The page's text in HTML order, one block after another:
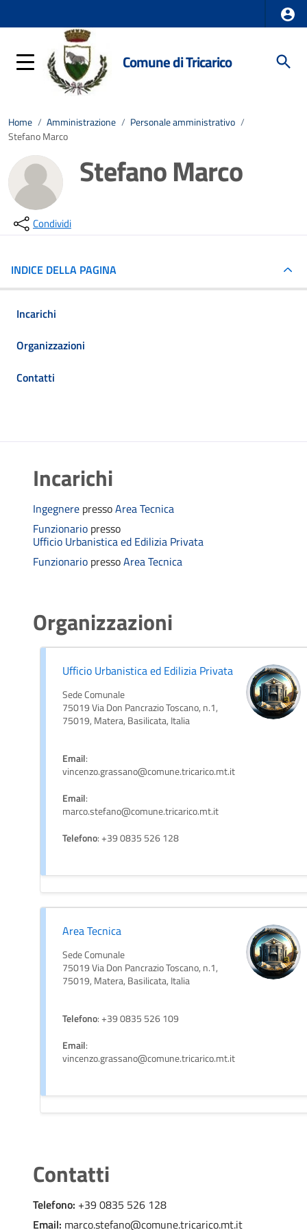
Comune di Tricarico
Home / Amministrazione / Personale amministrativo /
Stefano Marco
Stefano Marco
Condividi
INDICE DELLA PAGINA
Incarichi
Organizzazioni
Contatti
Incarichi
Ingegnere pressoArea Tecnica
Funzionario presso
Ufficio Urbanistica ed Edilizia Privata
Funzionario pressoArea Tecnica
Organizzazioni
Ufficio Urbanistica ed Edilizia Privata
Sede Comunale
75019 Via Don Pancrazio Toscano, n.1,
75019, Matera, Basilicata, Italia
Email:
vincenzo.grassano@comune.tricarico.mt.it
Email:
marco.stefano@comune.tricarico.mt.it
Telefono: +39 0835 526 128
Area Tecnica
Sede Comunale
75019 Via Don Pancrazio Toscano, n.1,
75019, Matera, Basilicata, Italia
Telefono: +39 0835 526 109
Email:
vincenzo.grassano@comune.tricarico.mt.it
Contatti
Telefono: +39 0835 526 128
Email: marco.stefano@comune.tricarico.mt.it